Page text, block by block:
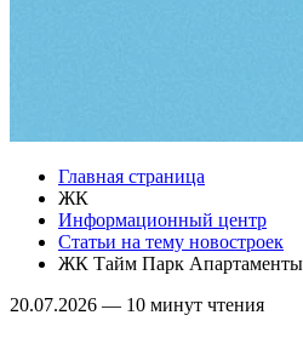
Главная страница
ЖК
Информационный центр
Статьи на тему новостроек
ЖК Тайм Парк Апартаменты
20.07.2026 — 10 минут чтения